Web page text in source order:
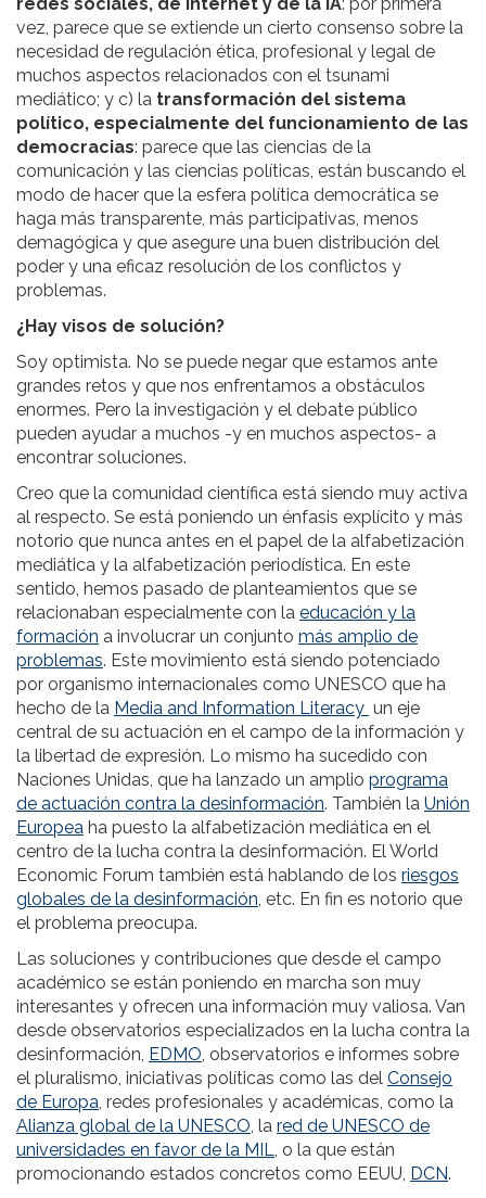
vez, parece que se extiende un cierto consenso sobre la
necesidad de regulación ética, profesional y legal de
muchos aspectos relacionados con el tsunami
mediático; y c) la transformación del sistema
político, especialmente del funcionamiento de las
democracias: parece que las ciencias de la
comunicación y las ciencias políticas, están buscando el
modo de hacer que la esfera política democrática se
haga más transparente, más participativas, menos
demagógica y que asegure una buen distribución del
poder y una eficaz resolución de los conflictos y
problemas.
¿Hay visos de solución?
Soy optimista. No se puede negar que estamos ante
grandes retos y que nos enfrentamos a obstáculos
enormes. Pero la investigación y el debate público
pueden ayudar a muchos -y en muchos aspectos- a
encontrar soluciones.
Creo que la comunidad científica está siendo muy activa
al respecto. Se está poniendo un énfasis explícito y más
notorio que nunca antes en el papel de la alfabetización
mediática y la alfabetización periodística. En este
sentido, hemos pasado de planteamientos que se
relacionaban especialmente con la educación y la
formación a involucrar un conjunto más amplio de
problemas. Este movimiento está siendo potenciado
por organismo internacionales como UNESCO que ha
hecho de la Media and Information Literacy un eje
central de su actuación en el campo de la información y
la libertad de expresión. Lo mismo ha sucedido con
Naciones Unidas, que ha lanzado un amplio programa
de actuación contra la desinformación. También la Unión
Europea ha puesto la alfabetización mediática en el
centro de la lucha contra la desinformación. El World
Economic Forum también está hablando de los riesgos
globales de la desinformación, etc. En fin es notorio que
el problema preocupa.
Las soluciones y contribuciones que desde el campo
académico se están poniendo en marcha son muy
interesantes y ofrecen una información muy valiosa. Van
desde observatorios especializados en la lucha contra la
desinformación, EDMO, observatorios e informes sobre
el pluralismo, iniciativas políticas como las del Consejo
de Europa, redes profesionales y académicas, como la
Alianza global de la UNESCO, la red de UNESCO de
universidades en favor de la MIL, o la que están
promocionando estados concretos como EEUU, DCN.